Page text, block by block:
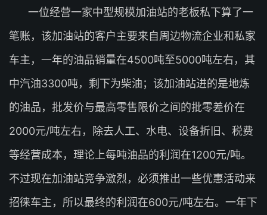
一位经营一家中型规模加油站的老板私下算了一
笔账，该加油站的客户主要来自周边物流企业和私家
车主，一年的油品销量在4500吨至5000吨左右，其
中汽油3300吨，剩下为柴油；该加油站进的是地炼
的油品，批发价与最高零售限价之间的批零差价在
2000元/吨左右，除去人工、水电、设备折旧、税费
等经营成本，理论上每吨油品的利润在1200元/吨。
不过现在加油站竞争激烈，必须推出一些优惠活动来
招徕车主，所以最终的利润在600元/吨左右。一年下